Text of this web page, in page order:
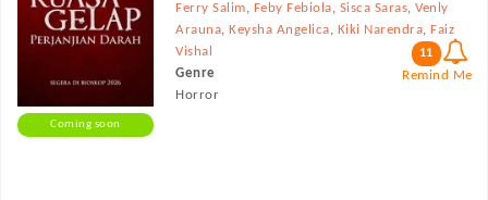
Coming soon
Ferry Salim, Feby Febiola, Sisca Saras,Venly
Arauna,Keysha Angelica, Kiki Narendra, Faiz
Vishal
Genre
Horror
11
Remind Me